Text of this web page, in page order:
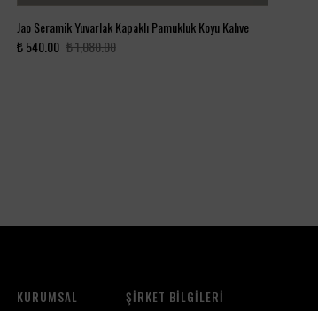
Jao Seramik Yuvarlak Kapaklı Pamukluk Koyu Kahve
₺ 540.00 ₺ 1,080.00
KURUMSAL ŞIRKET BILGILERI